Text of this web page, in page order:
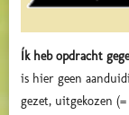
Ík heb opdracht
is hier geen
gezet, uitgekozen